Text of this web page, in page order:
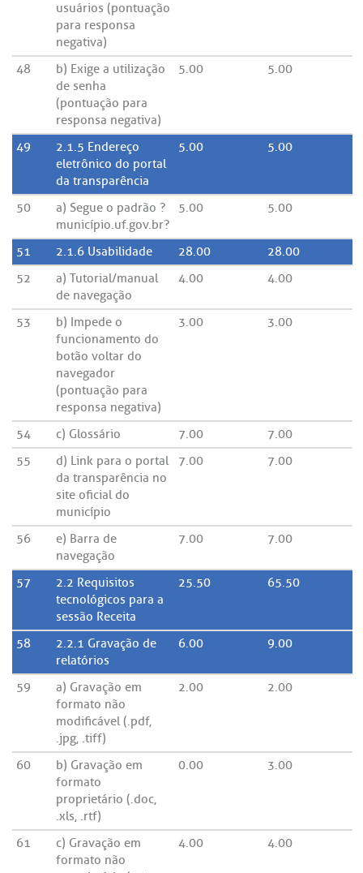
usuários (pontuação
para responsa
negativa)
48
b) Exige a utilização
de senha
(pontuação para
responsa negativa)
5.00 5.00
49
2.1.5 Endereço
eletrônico do portal
da transparência
5.00 5.00
50
a) Segue o padrão ?
município.uf.gov.br?
5.00 5.00
51 2.1.6 Usabilidade 28.00
28.00
52
a) Tutorial/manual
de navegação
4.00 4.00
53
b) Impede o
funcionamento do
botão voltar do
navegador
(pontuação para
responsa negativa)
3.00 3.00
54 c) Glossário 7.00
7.00
55
d) Link para o portal
da transparência no
site oficial do
município
7.00 7.00
56
e) Barra de
navegação
7.00 7.00
57
2.2 Requisitos
tecnológicos para a
sessão Receita
25.50 65.50
58
2.2.1 Gravação de
relatórios
6.00 9.00
59
a) Gravação em
formato não
modificável (.pdf,
.jpg, .tiff)
2.00 2.00
60
b) Gravação em
formato
proprietário (.doc,
.xls, .rtf)
0.00 3.00
61
c) Gravação em
formato não
4.00 4.00